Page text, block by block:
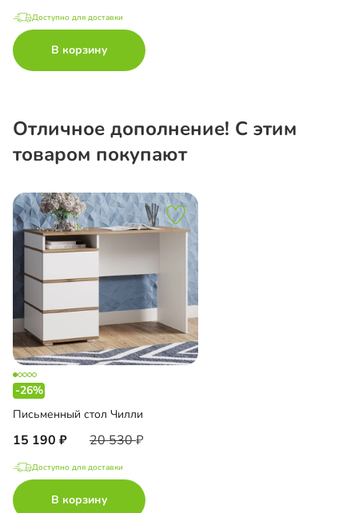
Доступно для доставки
В корзину
Отличное дополнение! С этим
товаром покупают
-26%
Письменный стол Чилли
15 190 20 530
Доступно для доставки
В корзину